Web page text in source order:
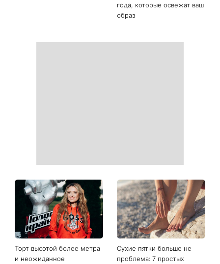
года, которые освежат ваш
образ
Торт высотой более метра
и неожиданное
Сухие пятки больше не
проблема: 7 простых